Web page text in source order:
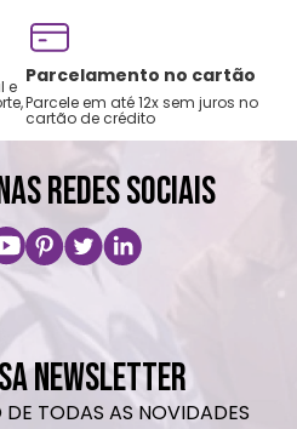
e Parcelamento no cartão
Parcele em até 12x sem juros no
cartão de crédito
REDES SOCIAIS
NEWSLETTER
DE TODAS AS NOVIDADES